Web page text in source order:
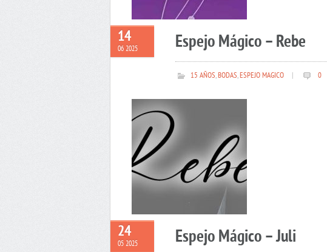
14
06 2025 Espejo Mágico – Rebe
15 AÑOS,BODAS,ESPEJO MAGICO 0
24
05 2025 Espejo Mágico – Juli